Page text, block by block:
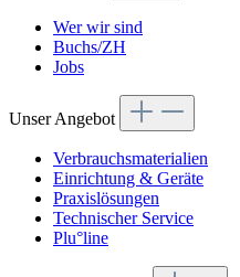
Wer wir sind
Buchs/ZH
Jobs
Unser Angebot
Verbrauchsmaterialien
Einrichtung & Geräte
Praxislösungen
Technischer Service
Plu°line